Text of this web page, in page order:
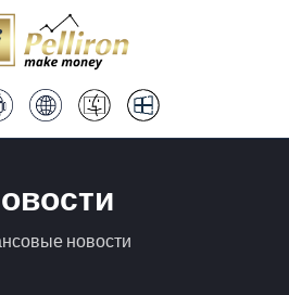
новости